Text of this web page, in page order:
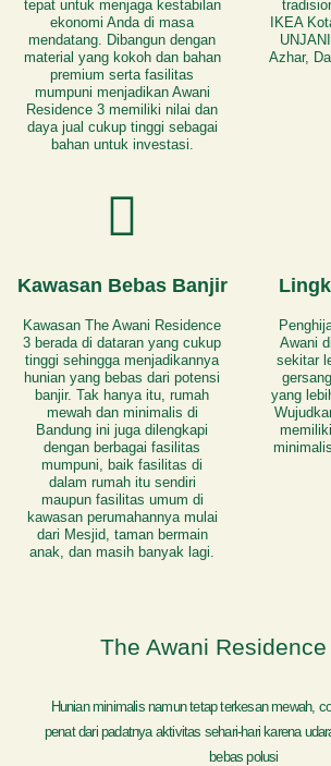
tepat untuk menjaga kestabilan
ekonomi Anda di masa
mendatang. Dibangun dengan
material yang kokoh dan bahan
premium serta fasilitas
mumpuni menjadikan Awani
Residence 3 memiliki nilai dan
daya jual cukup tinggi sebagai
bahan untuk investasi.
IKEA
Azhar,
Kawasan Bebas Banjir
Kawasan The Awani Residence
3 berada di dataran yang cukup
tinggi sehingga menjadikannya
hunian yang bebas dari potensi
banjir. Tak hanya itu, rumah
mewah dan minimalis di
Bandung ini juga dilengkapi
dengan berbagai fasilitas
mumpuni, baik fasilitas di
dalam rumah itu sendiri
maupun fasilitas umum di
kawasan perumahannya mulai
dari Mesjid, taman bermain
anak, dan masih banyak lagi.
Awani
sekitar
yang
The Awani
Hunian minimalis namun tetap terkesan mewah,
penat dari padatnya aktivitas sehari-hari karena
bebas polusi